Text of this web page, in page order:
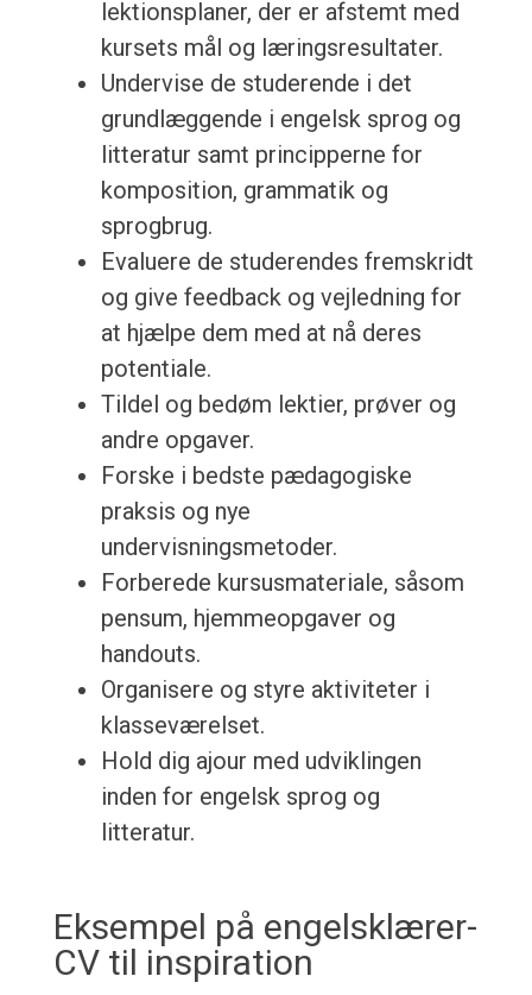
lektionsplaner, der er afstemt med
kursets mål og læringsresultater.
Undervise de studerende i det
grundlæggende i engelsk sprog og
litteratur samt principperne for
komposition, grammatik og
sprogbrug.
Evaluere de studerendes fremskridt
og give feedback og vejledning for
at hjælpe dem med at nå deres
potentiale.
Tildel og bedøm lektier, prøver og
andre opgaver.
Forske i bedste pædagogiske
praksis og nye
undervisningsmetoder.
Forberede kursusmateriale, såsom
pensum, hjemmeopgaver og
handouts.
Organisere og styre aktiviteter i
klasseværelset.
Hold dig ajour med udviklingen
inden for engelsk sprog og
litteratur.
Eksempel på engelsklærer-
CV til inspiration